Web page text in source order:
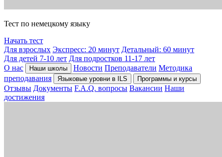
Тест по немецкому языку
Начать тест
Для взрослых Экспресс: 20 минут Детальный: 60 минут
Для детей 7-10 лет Для подростков 11-17 лет
О нас
Наши школы Новости Преподаватели Методика
преподавания
Языковые уровни в ILS Программы и курсы
Отзывы Документы F.A.Q. вопросы Вакансии Наши
достижения